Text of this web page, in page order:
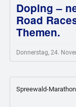
Doping –
Road
Themen.
Donnerstag, 24.
Spreewald-Marathon